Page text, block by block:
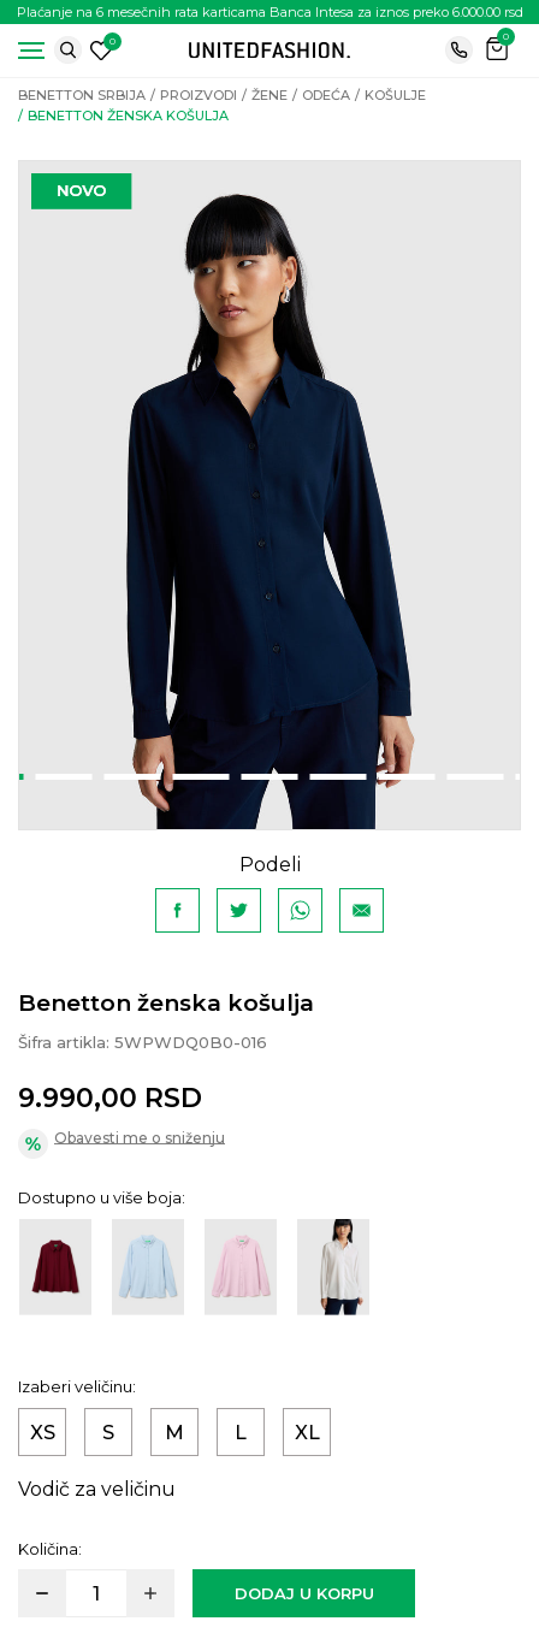
Plaćanje na 6 mesečnih rata karticama Banca Intesa za iznos preko 6.000.00 rsd
0
0
BENETTON SRBIJA PROIZVODI ŽENE ODEĆA
KOŠULJE
BENETTON ŽENSKA KOŠULJA
Podeli
Benetton ženska košulja
Šifra artikla: 5WPWDQ0B0-016
9.990,00 RSD
Obavesti me o sniženju
Dostupno u više boja:
Izaberi veličinu:
XS S M L XL
Vodič za veličinu
Količina:
DODAJ U KORPU